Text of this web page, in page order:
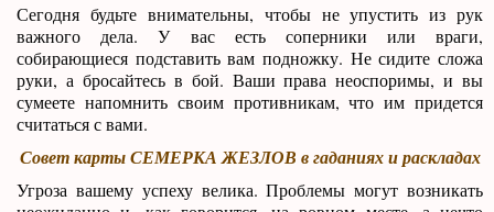
Сегодня будьте внимательны, чтобы не упустить из рук
важного дела. У вас есть соперники или враги,
собирающиеся подставить вам подножку. Не сидите сложа
руки, а бросайтесь в бой. Ваши права неоспоримы, и вы
сумеете напомнить своим противникам, что им придется
считаться с вами.
Совет карты СЕМЕРКА ЖЕЗЛОВ в гаданиях и раскладах
Угроза вашему успеху велика. Проблемы могут возникать